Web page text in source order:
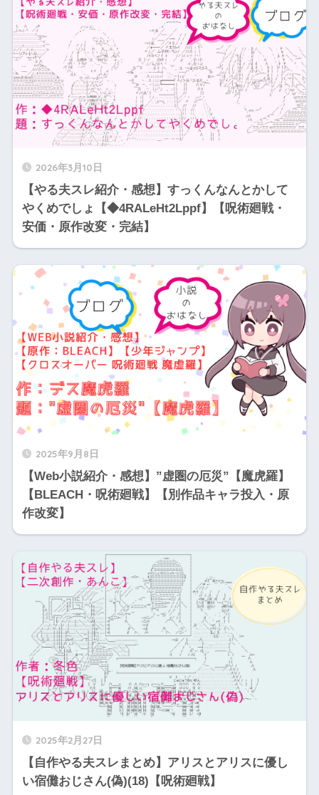
2026年3月10日
【やる夫スレ紹介・感想】すっくんなんとかして
やくめでしょ【◆4RALeHt2Lppf】【呪術廻戦・
安価・原作改変・完結】
2025年9月8日
【Web小説紹介・感想】”虚圏の厄災”【魔虎羅】
【BLEACH・呪術廻戦】【別作品キャラ投入・原
作改変】
2025年2月27日
【自作やる夫スレまとめ】アリスとアリスに優し
い宿儺おじさん(偽)(18)【呪術廻戦】